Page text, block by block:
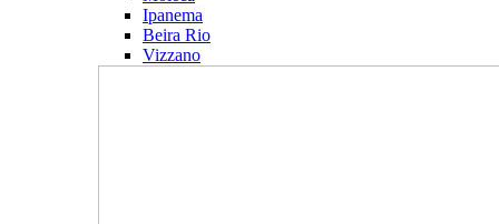
Ipanema
Beira Rio
Vizzano